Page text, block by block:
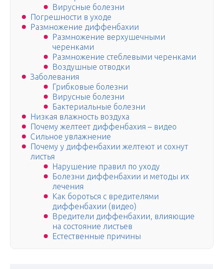
Вирусные болезни
Погрешности в уходе
Размножение диффенбахии
Размножение верхушечными
черенками
Размножение стеблевыми черенками
Воздушные отводки
Заболевания
Грибковые болезни
Вирусные болезни
Бактериальные болезни
Низкая влажность воздуха
Почему желтеет диффенбахия – видео
Сильное увлажнение
Почему у диффенбахии желтеют и сохнут
листья
Нарушение правил по уходу
Болезни диффенбахии и методы их
лечения
Как бороться с вредителями
диффенбахии (видео)
Вредители диффенбахии, влияющие
на состояние листьев
Естественные причины